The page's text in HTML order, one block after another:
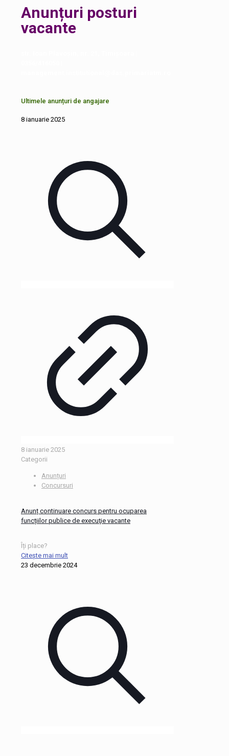
Anunțuri posturi
vacante
Ultimele anunțuri de angajare
8 ianuarie 2025
8 ianuarie 2025
Categorii
Anunțuri
Concursuri
Anunț continuare concurs pentru ocuparea
funcțiilor publice de execuţie vacante
Îți place?
Citește mai mult
23 decembrie 2024